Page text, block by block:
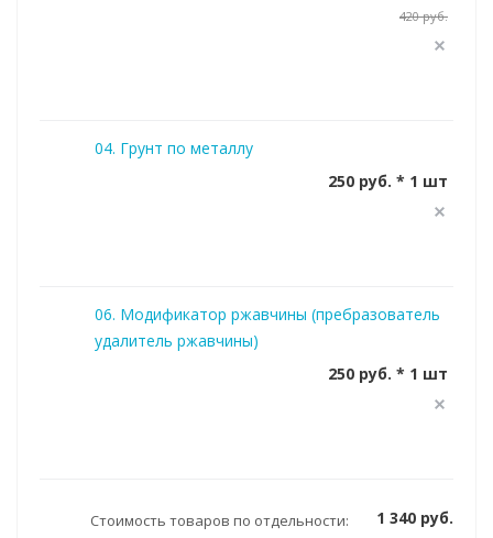
420 руб.
04. Грунт по металлу
250 руб. * 1 шт
06. Модификатор ржавчины (пребразователь
удалитель ржавчины)
250 руб. * 1 шт
Стоимость товаров по отдельности: 1 340 руб.